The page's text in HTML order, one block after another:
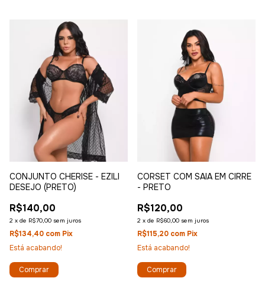
CONJUNTO CHERISE - EZILI
DESEJO (PRETO)
R$140,00
2 x de R$70,00 sem juros
R$134,40 com Pix
Está acabando!
Comprar
CORSET COM SAIA EM CIRRE
- PRETO
R$120,00
2 x de R$60,00 sem juros
R$115,20 com Pix
Está acabando!
Comprar